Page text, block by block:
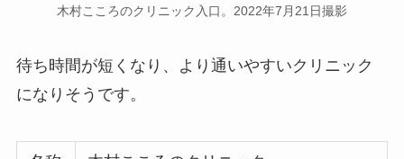
木村こころのクリニック入口。2022年7月21日撮影
待ち時間が短くなり、より通いやすいクリニック
になりそうです。